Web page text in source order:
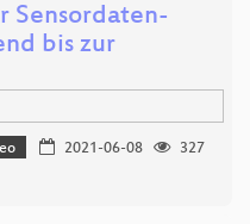
Sensordaten-
bis zur
2021-06-08
327